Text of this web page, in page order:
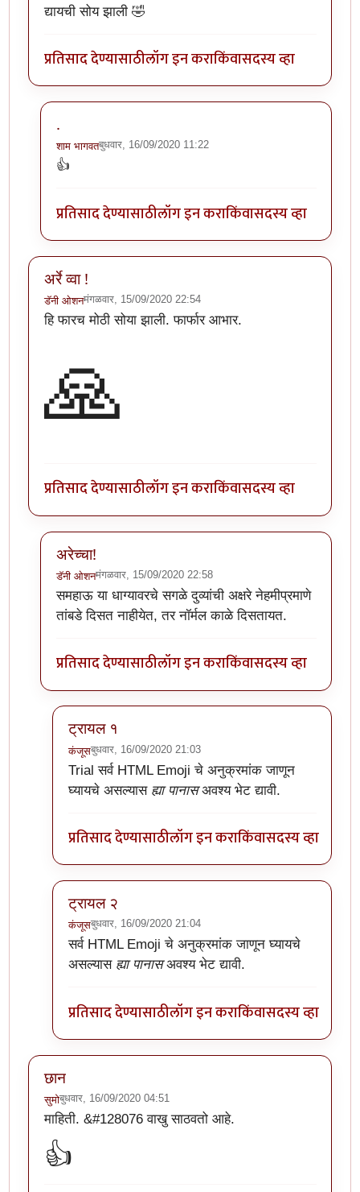
द्यायची सोय झाली 🤣
प्रतिसाद देण्यासाठीलॉग इन कराकिंवासदस्य व्हा
.
शाम भागवतबुधवार, 16/09/2020 11:22
In reply to
👍
प्रतिसाद देण्यासाठीलॉग इन कराकिंवासदस्य व्हा
अर्रे व्वा !
डॅनी ओशनमंगळवार, 15/09/2020 22:54
हि फारच मोठी सोया झाली. फार्फार आभार.
🙏
प्रतिसाद देण्यासाठीलॉग इन कराकिंवासदस्य व्हा
अरेच्चा!
डॅनी ओशनमंगळवार, 15/09/2020 22:58
In reply toअर्रे व्वा ! byडॅनी ओशन
समहाऊ या धाग्यावरचे सगळे दुव्यांची अक्षरे नेहमीप्रमाणे
तांबडे दिसत नाहीयेत, तर नॉर्मल काळे दिसतायत.
प्रतिसाद देण्यासाठीलॉग इन कराकिंवासदस्य व्हा
ट्रायल १
कंजूसबुधवार, 16/09/2020 21:03
In reply toअरेच्चा!by डॅनी ओशन
Trialसर्व HTML Emoji चे अनुक्रमांक जाणून
घ्यायचे असल्यास ह्या पानासअवश्य भेट द्यावी.
प्रतिसाद देण्यासाठीलॉग इन कराकिंवासदस्य व्हा
ट्रायल २
कंजूसबुधवार, 16/09/2020 21:04
In reply toअरेच्चा!byडॅनी ओशन
सर्व HTML Emoji चे अनुक्रमांक जाणून घ्यायचे
असल्यास ह्या पानासअवश्य भेट द्यावी.
प्रतिसाद देण्यासाठीलॉग इन कराकिंवासदस्य व्हा
छान
सुमोबुधवार, 16/09/2020 04:51
माहिती. &#128076 वाखु साठवतो आहे.
👍